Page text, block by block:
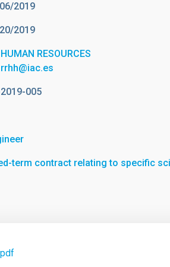
2019
2019
HUMAN RESOURCES
rrhh@iac.es
005
term contract relating to specific